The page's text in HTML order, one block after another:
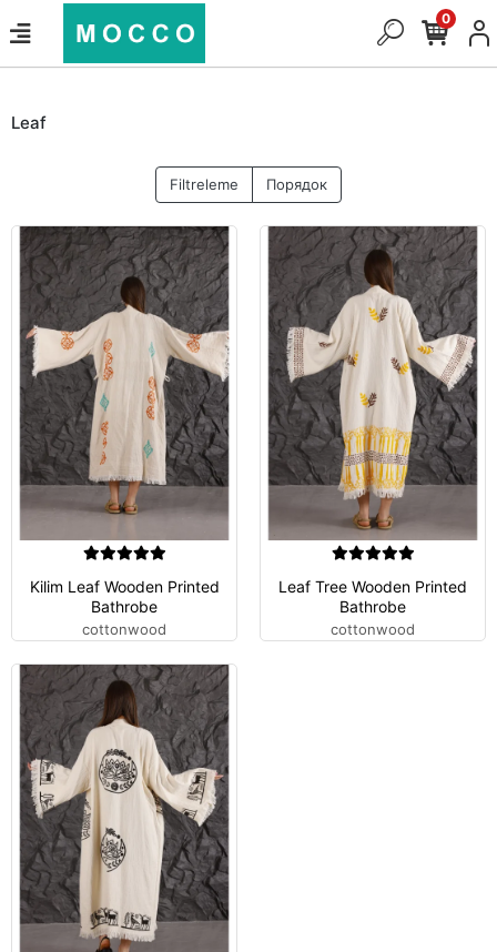
0
Leaf
Filtreleme Порядок
Kilim Leaf Wooden Printed
Bathrobe
cottonwood
Leaf Tree Wooden Printed
Bathrobe
cottonwood